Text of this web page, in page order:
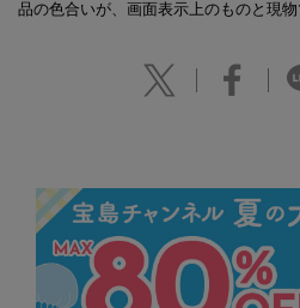
品の色合いが、画面表示上のものと現物